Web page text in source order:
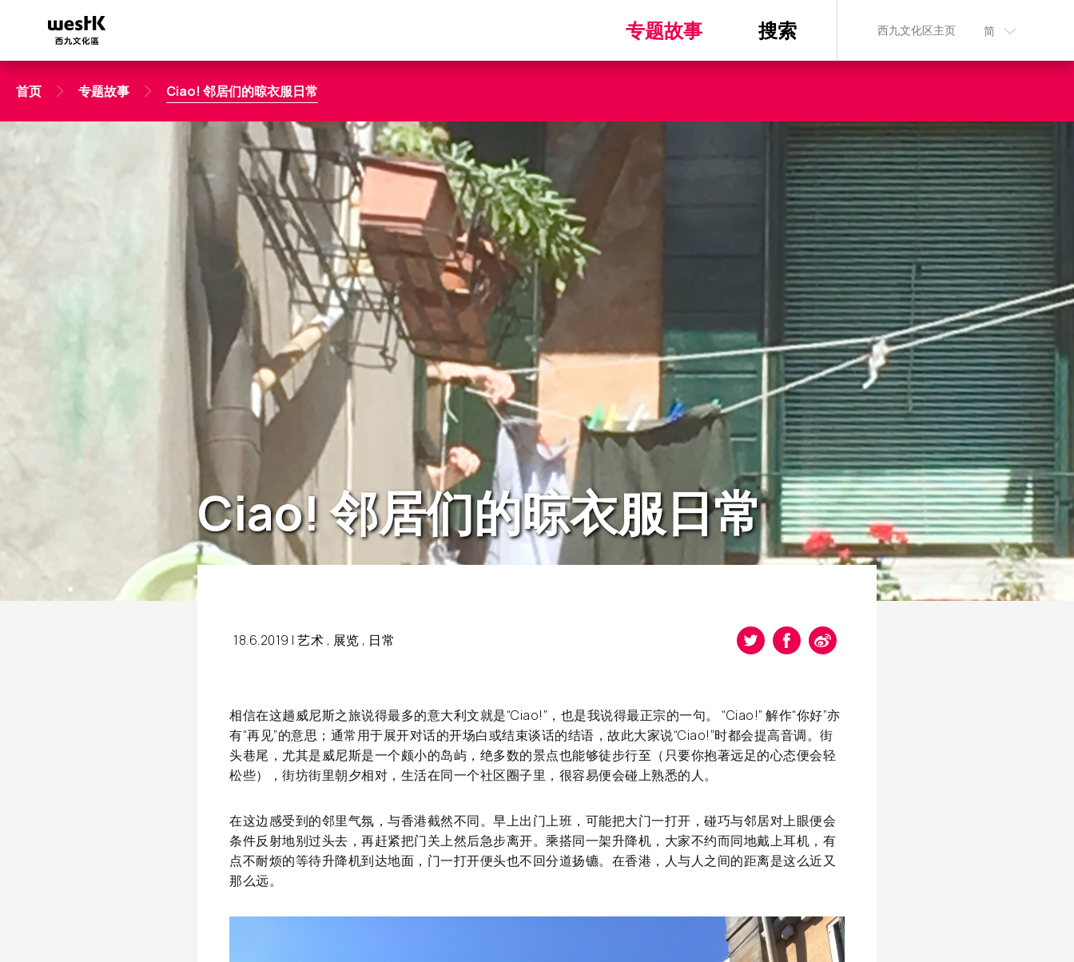
主
容
navigation
专题故事 搜索 西九文化区主页 简
首页 专题故事 Ciao! 邻居们的晾衣服日常
Ciao! 邻居们的晾衣服日常
18.6.2019 | 艺术 , 展览 , 日常
相信在这趟威尼斯之旅说得最多的意大利文就是“Ciao!”，也是我说得最正宗的一句。 “Ciao!” 解作“你好”亦
有“再见”的意思；通常用于展开对话的开场白或结束谈话的结语，故此大家说“Ciao!”时都会提高音调。街
头巷尾，尤其是威尼斯是一个颇小的岛屿，绝多数的景点也能够徒步行至（只要你抱著远足的心态便会轻
松些），街坊街里朝夕相对，生活在同一个社区圈子里，很容易便会碰上熟悉的人。
在这边感受到的邻里气氛，与香港截然不同。早上出门上班，可能把大门一打开，碰巧与邻居对上眼便会
条件反射地别过头去，再赶紧把门关上然后急步离开。乘搭同一架升降机，大家不约而同地戴上耳机，有
点不耐烦的等待升降机到达地面，门一打开便头也不回分道扬镳。在香港，人与人之间的距离是这么近又
那么远。